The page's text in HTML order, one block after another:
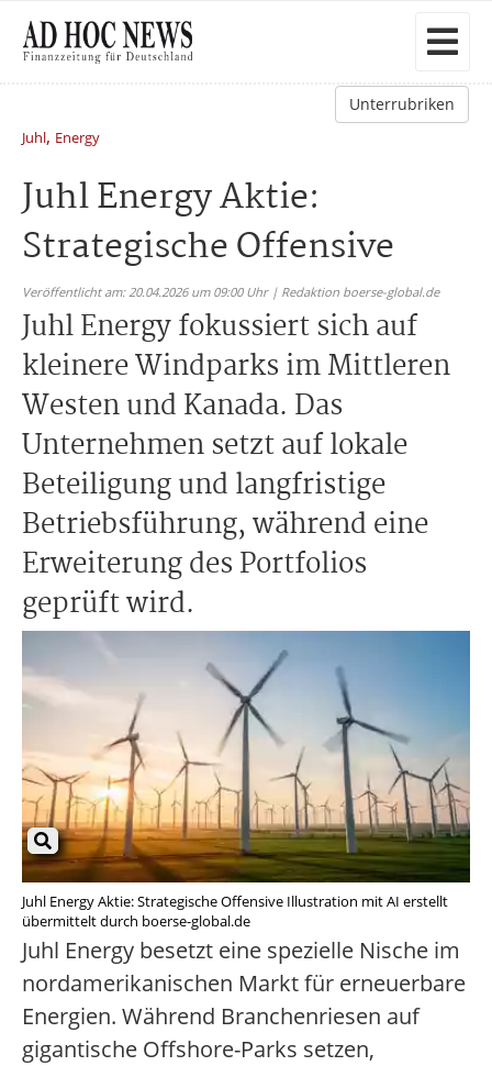
Unterrubriken
Juhl, Energy
Juhl Energy Aktie:
Strategische Offensive
Veröffentlicht am: 20.04.2026 um 09:00 Uhr | Redaktion boerse-global.de
Juhl Energy fokussiert sich auf
kleinere Windparks im Mittleren
Westen und Kanada. Das
Unternehmen setzt auf lokale
Beteiligung und langfristige
Betriebsführung, während eine
Erweiterung des Portfolios
geprüft wird.
Juhl Energy Aktie: Strategische Offensive Illustration mit AI erstellt
übermittelt durch boerse-global.de
Juhl Energy besetzt eine spezielle Nische im
nordamerikanischen Markt für erneuerbare
Energien. Während Branchenriesen auf
gigantische Offshore-Parks setzen,